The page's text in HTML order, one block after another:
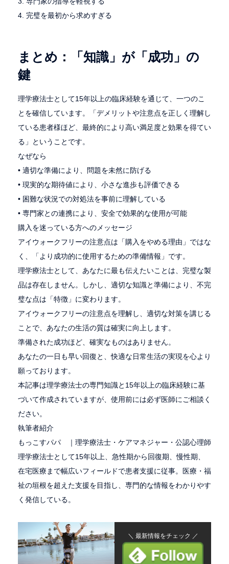
4. 完璧を最初から求めすぎる
まとめ：「知識」が「成功」の
鍵
理学療法士として15年以上の臨床経験を通じて、一つのこ
とを確信しています。「デメリットや注意点を正しく理解し
ている患者様ほど、最終的により高い満足度と効果を得てい
る」ということです。
なぜなら
• 適切な準備により、問題を未然に防げる
• 現実的な期待値により、小さな進歩も評価できる
• 困難な状況での対処法を事前に理解している
• 専門家との連携により、安全で効果的な使用が可能
購入を迷っている方へのメッセージ
アイウォークフリーの注意点は「購入をやめる理由」ではな
く、「より成功的に使用するための準備情報」です。
理学療法士として、あなたに最も伝えたいことは、完璧な製
品は存在しません。しかし、適切な知識と準備により、不完
璧な点は「特徴」に変わります。
アイウォークフリーの注意点を理解し、適切な対策を講じる
ことで、あなたの生活の質は確実に向上します。
準備された成功ほど、確実なものはありません。
あなたの一日も早い回復と、快適な日常生活の実現を心より
願っております。
本記事は理学療法士の専門知識と15年以上の臨床経験に基
づいて作成されていますが、使用前には必ず医師にご相談く
ださい。
執筆者紹介
もっこすパパ ｜理学療法士・ケアマネジャー・公認心理師
理学療法士として15年以上、急性期から回復期、慢性期、
在宅医療まで幅広いフィールドで患者支援に従事。医療・福
祉の垣根を超えた支援を目指し、専門的な情報をわかりやす
く発信している。
＼ 最新情報をチェック ／